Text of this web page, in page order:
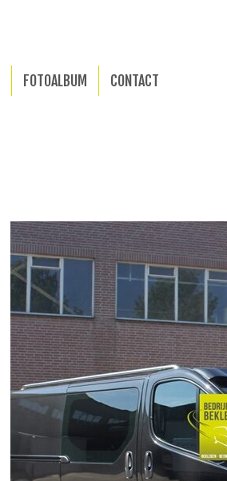
FOTOALBUM CONTACT